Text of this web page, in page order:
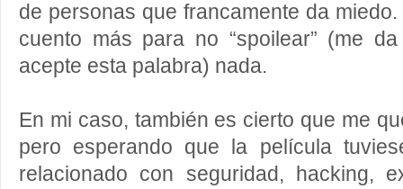
de personas que francamente da
cuento más para no “spoilear” (me
acepte esta palabra) nada.
En mi caso, también es cierto que me
pero esperando que la película
relacionado con seguridad, hacking,